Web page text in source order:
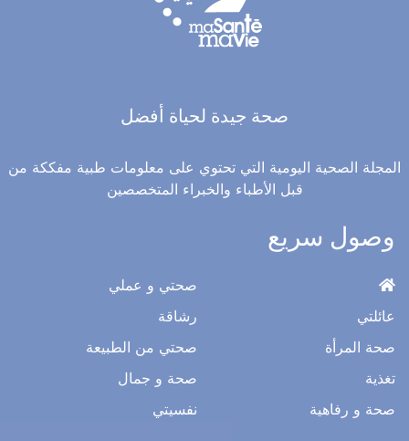
صحة جيدة لحياة أفضل
المجلة الصحية اليومية التي تحتوي على معلومات طبية مفككة من
قبل الأطباء والخبراء المتخصصين
وصول سريع
عائلتي
صحة المرأة
تغذية
صحة و رفاهية
صحتي و عملي
رشاقة
صحتي من الطبيعة
صحة و جمال
نفسيتي